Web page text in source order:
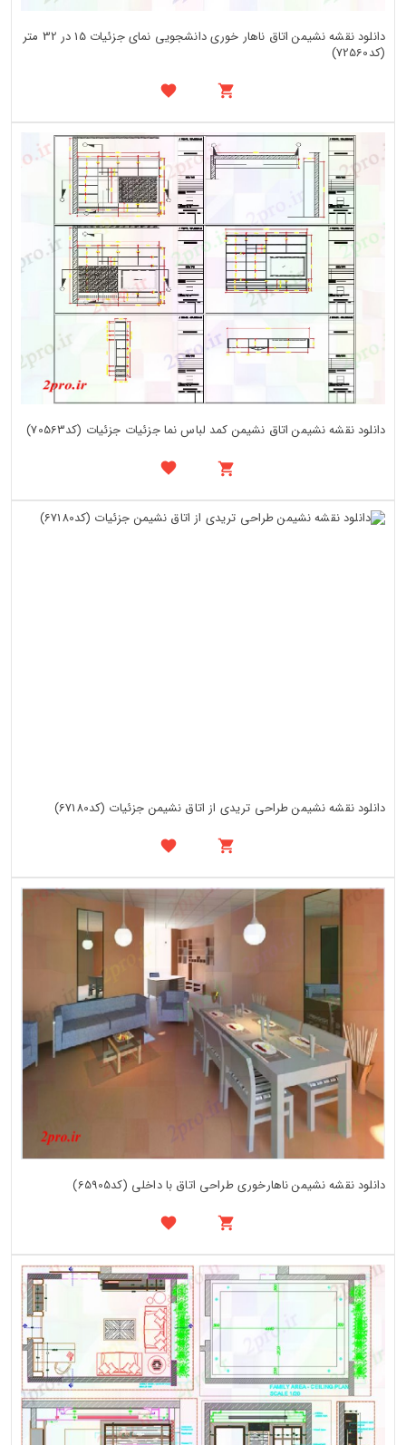
دانلود نقشه نشیمن اتاق ناهار خوری دانشجویی نمای جزئیات 15 در 32 متر
(کد72560)
دانلود نقشه نشیمن اتاق نشیمن کمد لباس نما جزئیات جزئیات (کد70563)
دانلود نقشه نشیمن طراحی تریدی از اتاق نشیمن جزئیات (کد67180)
دانلود نقشه نشیمن ناهارخوری طراحی اتاق با داخلی (کد65905)